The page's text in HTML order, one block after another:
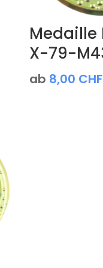
Medaille
X-79-
ab 8,00 CHF